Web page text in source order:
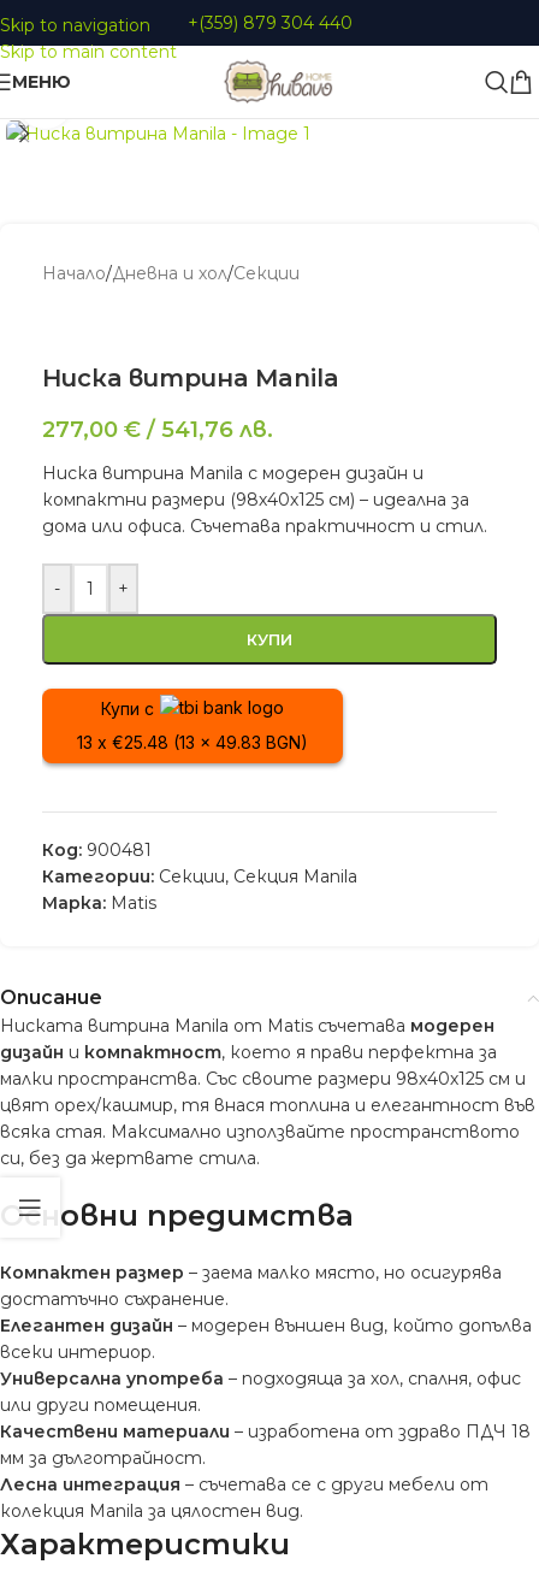
Skip to navigation
Skip to main content
+(359) 879 304 440
МЕНЮ
Начало/Дневна и хол/Секции
Ниска витрина Manila
277,00 € /541,76 лв.
Ниска витрина Manila с модерен дизайн и
компактни размери (98х40х125 см) – идеална за
дома или офиса. Съчетава практичност и стил.
- +
КУПИ
Купи с
13 x €25.48 (13 x 49.83 BGN)
Код: 900481
Категории: Секции, Секция Manila
Марка: Matis
Описание
Ниската витрина Manila от Matis съчетава модерен
дизайн и компактност, което я прави перфектна за
малки пространства. Със своите размери 98х40х125 см и
цвят орех/кашмир, тя внася топлина и елегантност във
всяка стая. Максимално използвайте пространството
си, без да жертвате стила.
Основни предимства
Компактен размер – заема малко място, но осигурява
достатъчно съхранение.
Елегантен дизайн – модерен външен вид, който допълва
всеки интериор.
Универсална употреба – подходяща за хол, спалня, офис
или други помещения.
Качествени материали – изработена от здраво ПДЧ 18
мм за дълготрайност.
Лесна интеграция – съчетава се с други мебели от
колекция Manila за цялостен вид.
Характеристики